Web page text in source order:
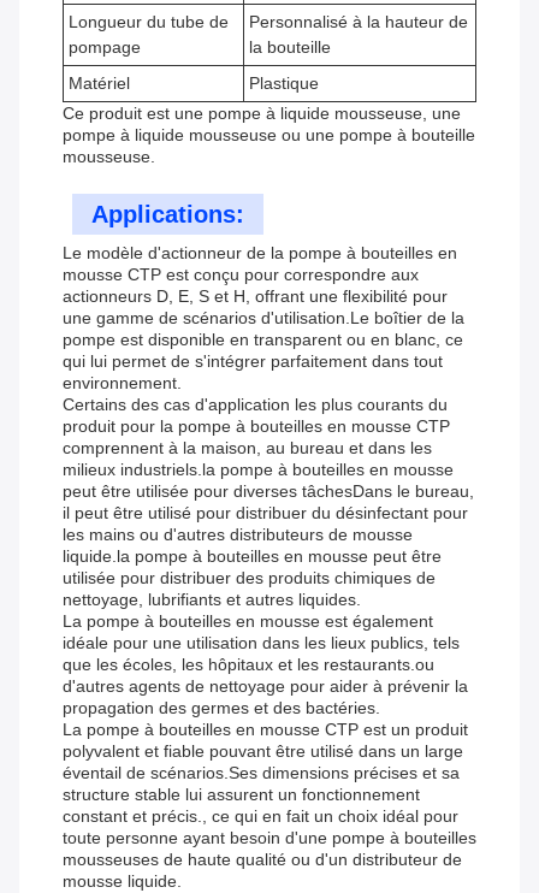
Longueur du tube de
pompage
Personnalisé à la hauteur de
la bouteille
Matériel
Plastique
Ce produit est une pompe à liquide mousseuse, une
pompe à liquide mousseuse ou une pompe à bouteille
mousseuse.
Applications:
Le modèle d'actionneur de la pompe à bouteilles en
mousse CTP est conçu pour correspondre aux
actionneurs D, E, S et H, offrant une flexibilité pour
une gamme de scénarios d'utilisation.Le boîtier de la
pompe est disponible en transparent ou en blanc, ce
qui lui permet de s'intégrer parfaitement dans tout
environnement.
Certains des cas d'application les plus courants du
produit pour la pompe à bouteilles en mousse CTP
comprennent à la maison, au bureau et dans les
milieux industriels.la pompe à bouteilles en mousse
peut être utilisée pour diverses tâchesDans le bureau,
il peut être utilisé pour distribuer du désinfectant pour
les mains ou d'autres distributeurs de mousse
liquide.la pompe à bouteilles en mousse peut être
utilisée pour distribuer des produits chimiques de
nettoyage, lubrifiants et autres liquides.
La pompe à bouteilles en mousse est également
idéale pour une utilisation dans les lieux publics, tels
que les écoles, les hôpitaux et les restaurants.ou
d'autres agents de nettoyage pour aider à prévenir la
propagation des germes et des bactéries.
La pompe à bouteilles en mousse CTP est un produit
polyvalent et fiable pouvant être utilisé dans un large
éventail de scénarios.Ses dimensions précises et sa
structure stable lui assurent un fonctionnement
constant et précis., ce qui en fait un choix idéal pour
toute personne ayant besoin d'une pompe à bouteilles
mousseuses de haute qualité ou d'un distributeur de
mousse liquide.